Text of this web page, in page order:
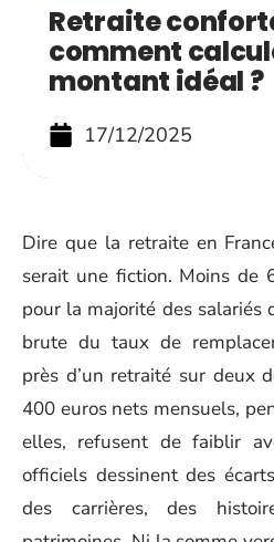
Retraite
comment
montant idéal ?
17/12/2025
Dire que la retraite en
serait une fiction. Moins de
pour la majorité des salariés
brute du taux de
près d’un retraité sur deux
400 euros nets mensuels,
elles, refusent de faiblir
officiels dessinent des
des carrières, des